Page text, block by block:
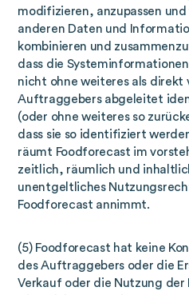
modifizieren, anzupassen
anderen Daten und
kombinieren und
dass die
nicht ohne weiteres als direkt
Auftraggebers abgeleitet
(oder ohne weiteres so
dass sie so identifiziert
räumt Foodforecast im
zeitlich, räumlich und
unentgeltliches
Foodforecast annimmt.
(5) Foodforecast hat keine
des Auftraggebers oder die
Verkauf oder die Nutzung der